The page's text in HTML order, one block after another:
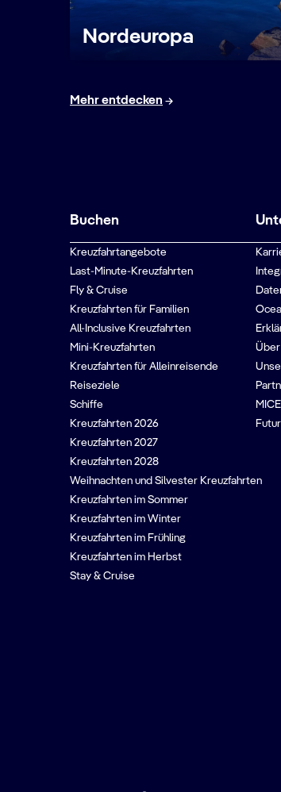
Nordeuropa
Mehr entdecken
Buchen
Kreuzfahrtangebote
Last-Minute-Kreuzfahrten
Fly & Cruise
Kreuzfahrten für Familien
All-Inclusive Kreuzfahrten
Mini-Kreuzfahrten
Kreuzfahrten für Alleinreisende
Reiseziele
Schiffe
Kreuzfahrten 2026
Kreuzfahrten 2027
Kreuzfahrten 2028
Weihnachten und Silvester Kreuzfahrten
Kreuzfahrten im Sommer
Kreuzfahrten im Winter
Kreuzfahrten im Frühling
Kreuzfahrten im Herbst
Stay & Cruise
Über